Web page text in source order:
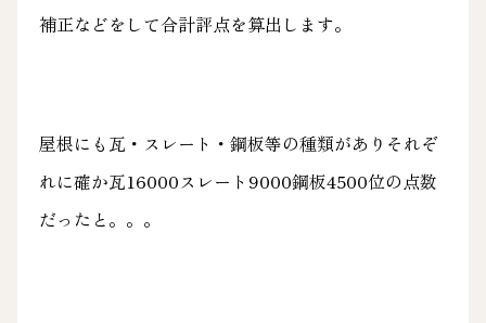
補正などをして合計評点を算出します。
屋根にも瓦・スレート・鋼板等の種類がありそれぞ
れに確か瓦16000スレート9000鋼板4500位の点数
だったと。。。